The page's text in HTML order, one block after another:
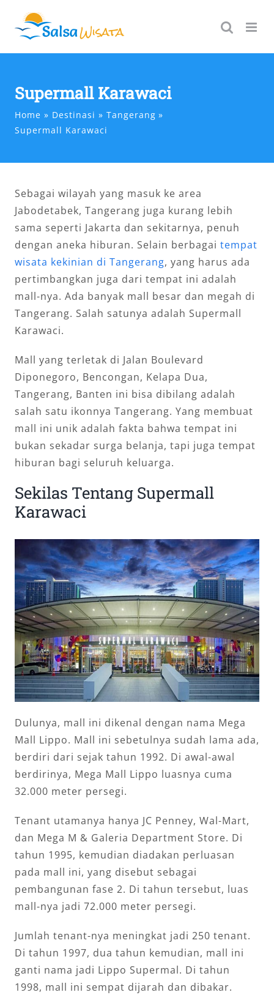
content
Supermall Karawaci
Home Destinasi
Tangerang
Supermall Karawaci
Sebagai wilayah yang masuk ke area
Jabodetabek, Tangerang juga kurang lebih
sama seperti Jakarta dan sekitarnya, penuh
dengan aneka hiburan. Selain berbagai tempat
wisata kekinian di Tangerang, yang harus ada
pertimbangkan juga dari tempat ini adalah
mall-nya. Ada banyak mall besar dan megah di
Tangerang. Salah satunya adalah Supermall
Karawaci.
Mall yang terletak di Jalan Boulevard
Diponegoro, Bencongan, Kelapa Dua,
Tangerang, Banten ini bisa dibilang adalah
salah satu ikonnya Tangerang. Yang membuat
mall ini unik adalah fakta bahwa tempat ini
bukan sekadar surga belanja, tapi juga tempat
hiburan bagi seluruh keluarga.
Sekilas Tentang Supermall
Karawaci
Dulunya, mall ini dikenal dengan nama Mega
Mall Lippo. Mall ini sebetulnya sudah lama ada,
berdiri dari sejak tahun 1992. Di awal-awal
berdirinya, Mega Mall Lippo luasnya cuma
32.000 meter persegi.
Tenant utamanya hanya JC Penney, Wal-Mart,
dan Mega M & Galeria Department Store. Di
tahun 1995, kemudian diadakan perluasan
pada mall ini, yang disebut sebagai
pembangunan fase 2. Di tahun tersebut, luas
mall-nya jadi 72.000 meter persegi.
Jumlah tenant-nya meningkat jadi 250 tenant.
Di tahun 1997, dua tahun kemudian, mall ini
ganti nama jadi Lippo Supermal. Di tahun
1998, mall ini sempat dijarah dan dibakar.